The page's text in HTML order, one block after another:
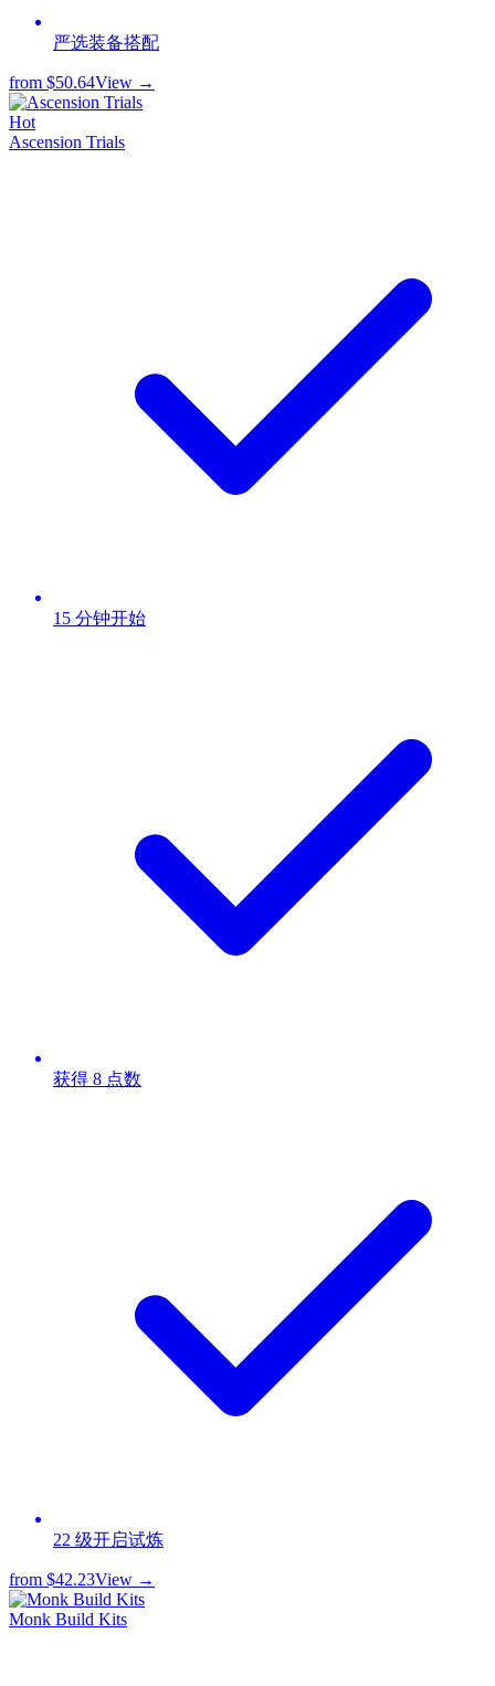
严选装备搭配
from $50.64View →
Hot
Ascension Trials
15 分钟开始
获得 8 点数
22 级开启试炼
from $42.23View →
Monk Build Kits